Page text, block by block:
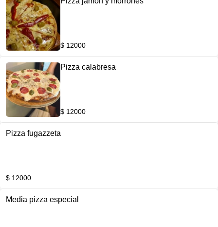
$ 12000
Pizza calabresa
$ 12000
Pizza fugazzeta
$ 12000
Media pizza especial